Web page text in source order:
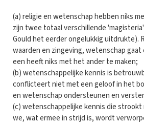
(a) religie en wetenschap hebben niks
zijn twee totaal verschillende
Gould het eerder ongelukkig uitdrukte).
waarden en zingeving, wetenschap
een heeft niks met het ander te maken;
(b) wetenschappelijke kennis is
conflicteert niet met een geloof in het
en wetenschap ondersteunen en
(c) wetenschappelijke kennis die strookt
we, wat ermee in strijd is, wordt